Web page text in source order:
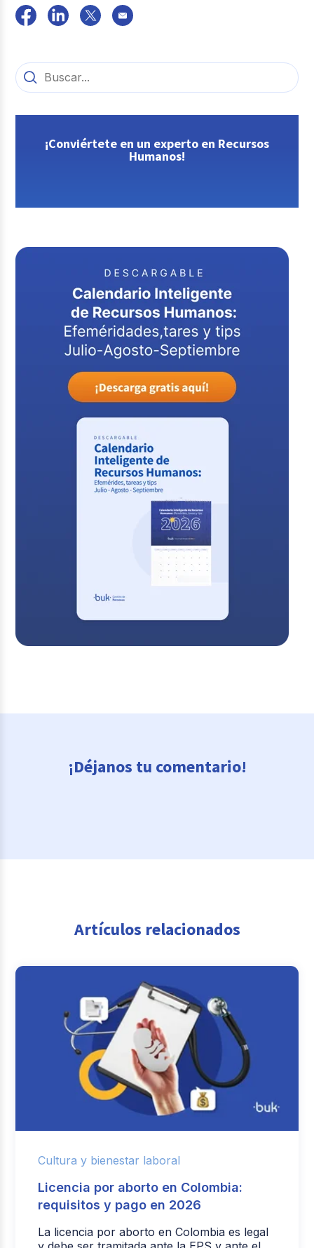
¡Conviértete en un experto en Recursos
Humanos!
¡Déjanos tu comentario!
Artículos relacionados
Cultura y bienestar laboral
Licencia por aborto en Colombia:
requisitos y pago en 2026
La licencia por aborto en Colombia es legal